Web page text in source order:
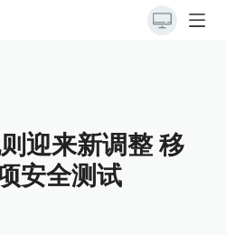
迎来新调整 移
安全测试